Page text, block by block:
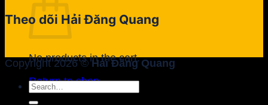
No products in the cart.
Return to shop
Theo dõi Hải Đăng Quang
Copyright 2026 ©Hải Đăng Quang
Search
for: